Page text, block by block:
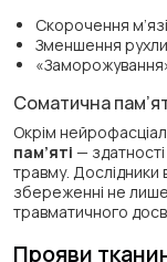
Скорочення
Зменшення
Соматична
Окрім
пам’яті — здатності
травму.
збереженні не
травматичного
Прояви